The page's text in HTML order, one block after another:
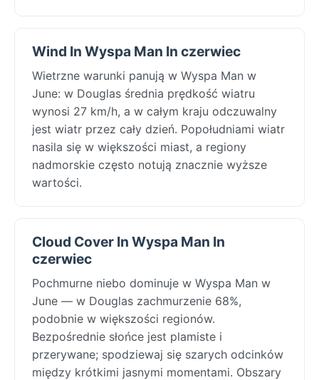
Wind In Wyspa Man In czerwiec
Wietrzne warunki panują w Wyspa Man w
June: w Douglas średnia prędkość wiatru
wynosi 27 km/h, a w całym kraju odczuwalny
jest wiatr przez cały dzień. Popołudniami wiatr
nasila się w większości miast, a regiony
nadmorskie często notują znacznie wyższe
wartości.
Cloud Cover In Wyspa Man In
czerwiec
Pochmurne niebo dominuje w Wyspa Man w
June — w Douglas zachmurzenie 68%,
podobnie w większości regionów.
Bezpośrednie słońce jest plamiste i
przerywane; spodziewaj się szarych odcinków
między krótkimi jasnymi momentami. Obszary